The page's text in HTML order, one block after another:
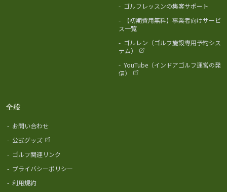
- ゴルフレッスンの集客サポート
-
【初期費用無料】事業者向けサービ
ス一覧
- ゴルレン（ゴルフ施設専用予約シス
テム）
- YouTube（インドアゴルフ運営の発
信）
全般
- お問い合わせ
- 公式グッズ
- ゴルフ関連リンク
- プライバシーポリシー
- 利用規約